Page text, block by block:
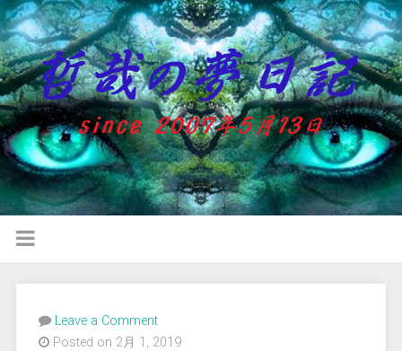
Leave a Comment
Posted on 2月 1, 2019